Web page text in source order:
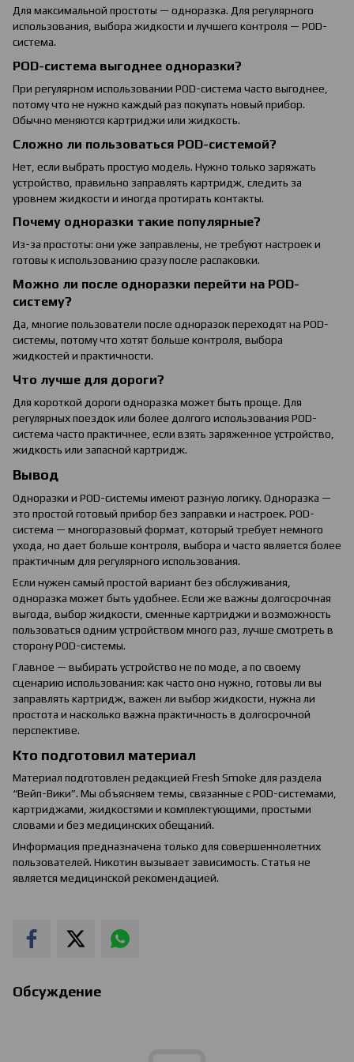
Для максимальной простоты — одноразка. Для регулярного
использования, выбора жидкости и лучшего контроля — POD-
система.
POD-система выгоднее одноразки?
При регулярном использовании POD-система часто выгоднее,
потому что не нужно каждый раз покупать новый прибор.
Обычно меняются картриджи или жидкость.
Сложно ли пользоваться POD-системой?
Нет, если выбрать простую модель. Нужно только заряжать
устройство, правильно заправлять картридж, следить за
уровнем жидкости и иногда протирать контакты.
Почему одноразки такие популярные?
Из-за простоты: они уже заправлены, не требуют настроек и
готовы к использованию сразу после распаковки.
Можно ли после одноразки перейти на POD-
систему?
Да, многие пользователи после одноразок переходят на POD-
системы, потому что хотят больше контроля, выбора
жидкостей и практичности.
Что лучше для дороги?
Для короткой дороги одноразка может быть проще. Для
регулярных поездок или более долгого использования POD-
система часто практичнее, если взять заряженное устройство,
жидкость или запасной картридж.
Вывод
Одноразки и POD-системы имеют разную логику. Одноразка —
это простой готовый прибор без заправки и настроек. POD-
система — многоразовый формат, который требует немного
ухода, но дает больше контроля, выбора и часто является более
практичным для регулярного использования.
Если нужен самый простой вариант без обслуживания,
одноразка может быть удобнее. Если же важны долгосрочная
выгода, выбор жидкости, сменные картриджи и возможность
пользоваться одним устройством много раз, лучше смотреть в
сторону POD-системы.
Главное — выбирать устройство не по моде, а по своему
сценарию использования: как часто оно нужно, готовы ли вы
заправлять картридж, важен ли выбор жидкости, нужна ли
простота и насколько важна практичность в долгосрочной
перспективе.
Кто подготовил материал
Материал подготовлен редакцией Fresh Smoke для раздела
“Вейп-Вики”. Мы объясняем темы, связанные с POD-системами,
картриджами, жидкостями и комплектующими, простыми
словами и без медицинских обещаний.
Информация предназначена только для совершеннолетних
пользователей. Никотин вызывает зависимость. Статья не
является медицинской рекомендацией.
Обсуждение